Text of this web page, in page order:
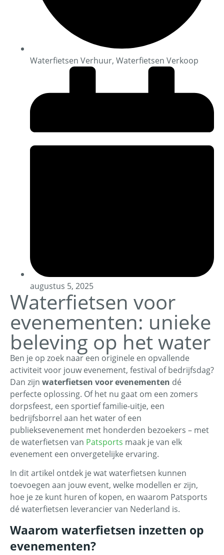
Waterfietsen Verhuur, Waterfietsen Verkoop
augustus 5, 2025
Waterfietsen voor
evenementen: unieke
beleving op het water
Ben je op zoek naar een originele en opvallende
activiteit voor jouw evenement, festival of bedrijfsdag?
Dan zijn waterfietsen voor evenementen dé
perfecte oplossing. Of het nu gaat om een zomers
dorpsfeest, een sportief familie-uitje, een
bedrijfsborrel aan het water of een
publieksevenement met honderden bezoekers – met
de waterfietsen van Patsports maak je van elk
evenement een onvergetelijke ervaring.
In dit artikel ontdek je wat waterfietsen kunnen
toevoegen aan jouw event, welke modellen er zijn,
hoe je ze kunt huren of kopen, en waarom Patsports
dé waterfietsen leverancier van Nederland is.
Waarom waterfietsen inzetten op
evenementen?